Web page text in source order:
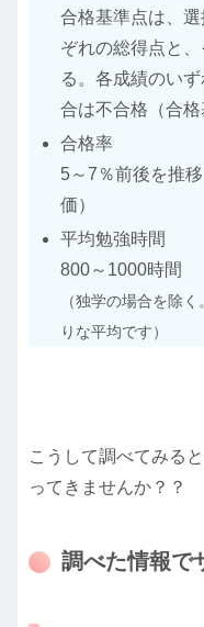
合格基準点は、
ぞれの総得点と
る。各成績のい
合は不合格（合格
合格率
5～7％前後を推
価）
平均勉強時間
800～1000時間
（独学の場合を除く
りな平均です）
こうして調べてみる
ってきませんか？？
調べた情報で